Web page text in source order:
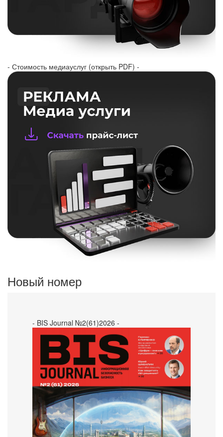
- Стоимость медиауслуг (открыть PDF) -
Новый номер
- BIS Journal №2(61)2026 -